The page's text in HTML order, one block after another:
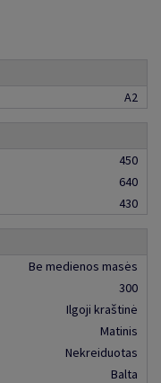
A2
450
640
430
Be medienos masės
300
Ilgoji kraštinė
Matinis
Nekreiduotas
Balta